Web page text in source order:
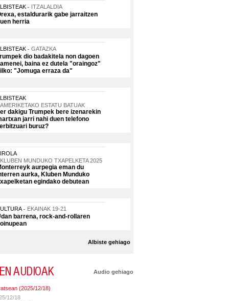
ITZALALDIA
estaldurarik gabe jarraitzen
herria
GATAZKA
dio badakitela non dagoen
baina ez dutela "oraingoz"
"Jomuga erraza da"
AMERIKETAKO ESTATU BATUAK
dakigu Trumpek bere izenarekin
jarri nahi duen telefono
buruz?
KLUBEN MUNDUKO TXAPELKETA 2025
aurpegia eman du
aurka, Kluben Munduko
egindako debutean
EKAINAK 19-21
barrena, rock-and-rollaren
Albiste gehiago
AUDIOAK Audio gehiago
(2025/12/18)
12/18